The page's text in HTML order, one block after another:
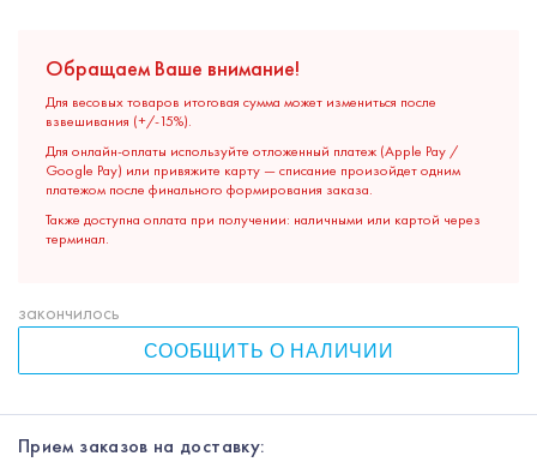
Обращаем Ваше внимание!
Для весовых товаров итоговая сумма может измениться после
взвешивания (+/-15%).
Для онлайн-оплаты используйте отложенный платеж (Apple Pay /
Google Pay) или привяжите карту — списание произойдет одним
платежом после финального формирования заказа.
Также доступна оплата при получении: наличными или картой через
терминал.
закончилось
СООБЩИТЬ О НАЛИЧИИ
Прием заказов на доставку: